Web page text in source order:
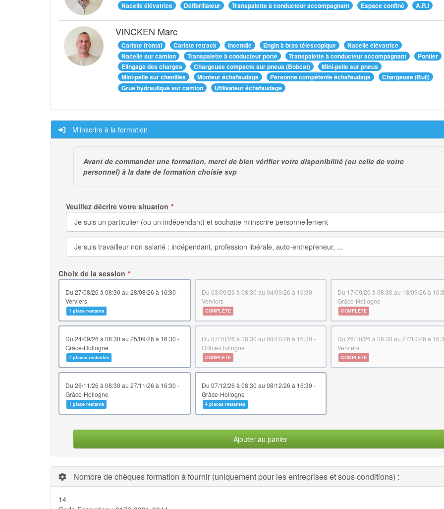
Nacelle élévatrice
Défibrillateur Transpalette à conducteur accompagnant Espace confiné A.R.I
VINCKEN Marc
Cariste frontal Cariste retrack Incendie Engin à bras télescopique
Nacelle élévatrice
Nacelle sur camion
Transpalette à conducteur porté Transpalette à conducteur accompagnant
Pontier
Elingage des charges
Chargeuse compacte sur pneus (Bobcat)
Mini-pelle sur pneus
Mini-pelle sur chenilles
Monteur échafaudage Personne compétente échafaudage
Chargeuse (Bull)
Grue hydraulique sur camion
Utilisateur échafaudage
M'inscrire à la formation
Avant de commander une formation, merci de bien vérifier votre disponibilité (ou celle de votre
personnel) à la date de formation choisie svp
Veuillez décrire votre situation
Choix de la session
du 27/08/26 à 08:30 au 28/08/26 à 16:30 -
Verviers
1 place restante
du 03/09/26 à 08:30 au 04/09/26 à 16:30 -
Verviers
COMPLÈTE
du 17/09/26 à 08:30 au 18/09/26 à 16:30 -
Grâce-Hollogne
COMPLÈTE
du 24/09/26 à 08:30 au 25/09/26 à 16:30 -
Grâce-Hollogne
7 places restantes
du 07/10/26 à 08:30 au 08/10/26 à 16:30 -
Grâce-Hollogne
COMPLÈTE
du 26/10/26 à 08:30 au 27/10/26 à 16:30 -
Verviers
COMPLÈTE
du 26/11/26 à 08:30 au 27/11/26 à 16:30 -
Grâce-Hollogne
1 place restante
du 07/12/26 à 08:30 au 08/12/26 à 16:30 -
Grâce-Hollogne
4 places restantes
Ajouter au panier
Nombre de chèques formation à fournir (uniquement pour les entreprises et sous conditions) :
14